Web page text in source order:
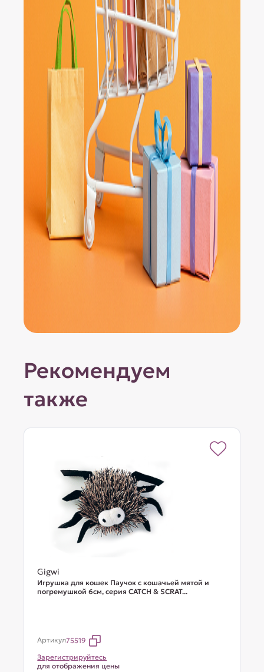
Рекомендуем
также
Gigwi
Игрушка для кошек Паучок с кошачьей мятой и
погремушкой 6см, серия CATCH & SCRAT...
Артикул75519
Зарегистрируйтесь
для отображения цены